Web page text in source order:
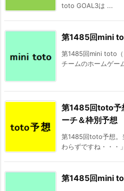
toto GOAL3は ...
第1485回mini
第1485回mini toto（
チームのホームゲー
第1485回toto予
ーチ＆枠別予想
第1485回toto予想。
わらずですね・・・
第1485回mini